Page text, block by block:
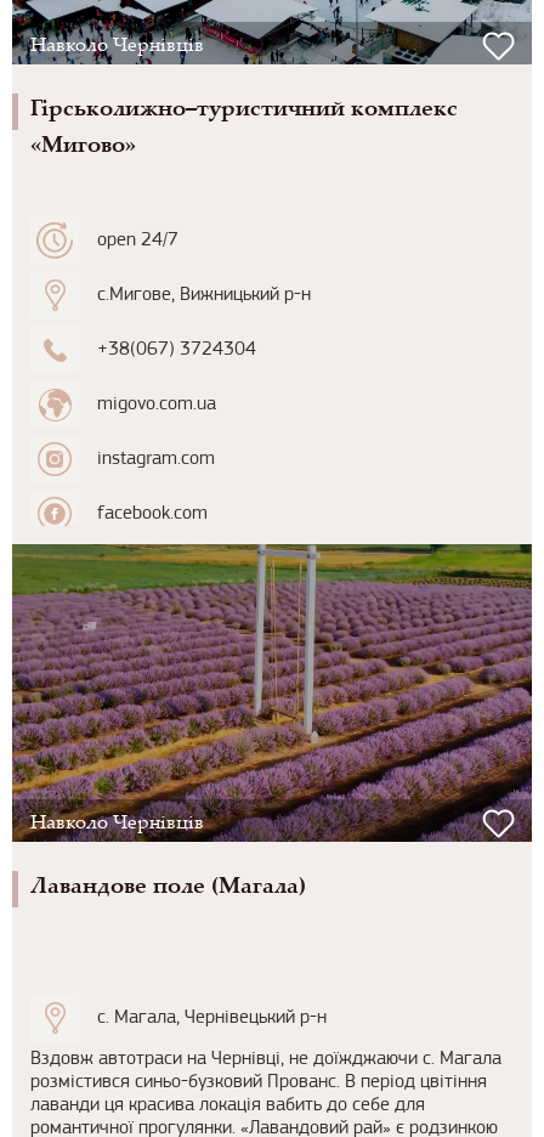
Навколо Чернівців
Гірськолижно–туристичний комплекс
«Мигово»
open 24/7
с.Мигове, Вижницький р-н
+38(067) 3724304
migovo.com.ua
instagram.com
facebook.com
Навколо Чернівців
Лавандове поле (Магала)
с. Магала, Чернівецький р-н
Вздовж автотраси на Чернівці, не доїжджаючи с. Магала
розмістився синьо-бузковий Прованс. В період цвітіння
лаванди ця красива локація вабить до себе для
романтичної прогулянки. «Лавандовий рай» є родзинкою